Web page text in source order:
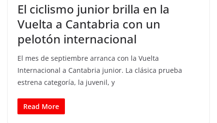
El ciclismo junior brilla en la
Vuelta a Cantabria con un
pelotón internacional
El mes de septiembre arranca con la Vuelta
Internacional a Cantabria junior. La clásica prueba
estrena categoría, la juvenil, y
Read More